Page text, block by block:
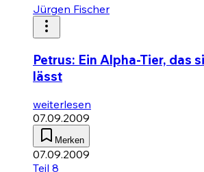
Jürgen Fischer
Petrus: Ein Alpha-Tier, das
lässt
weiterlesen
07.09.2009
Merken
07.09.2009
Teil 8